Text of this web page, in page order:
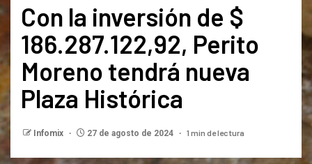
Con la inversión de $
186.287.122,92, Perito
Moreno tendrá nueva
Plaza Histórica
Infomix 27 de agosto de 2024 1 min de lectura